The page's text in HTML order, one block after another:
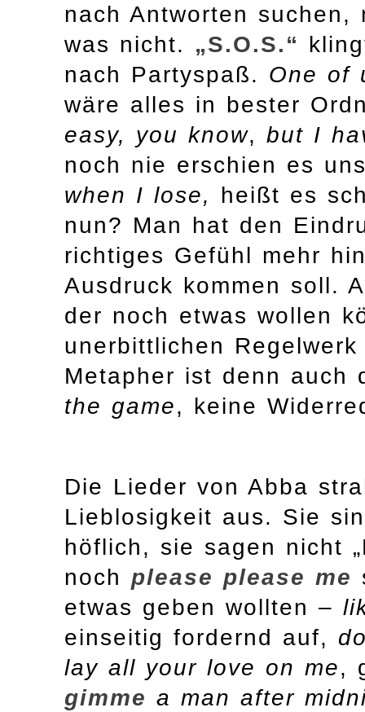
nach Antworten
was nicht. „S.O.S.“
nach Partyspaß. One of
wäre alles in bester
easy, you know, but I
noch nie erschien es
when I lose, heißt es
nun? Man hat den
richtiges Gefühl mehr
Ausdruck kommen soll.
der noch etwas wollen
unerbittlichen
Metapher ist denn auch
the game, keine
Die Lieder von Abba
Lieblosigkeit aus. Sie
höflich, sie sagen nicht
noch please please me
etwas geben wollten –
einseitig fordernd auf,
lay all your love on me,
gimme a man after